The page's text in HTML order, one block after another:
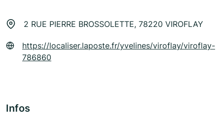
2 RUE PIERRE BROSSOLETTE, 78220 VIROFLAY
https://localiser.laposte.fr/yvelines/viroflay/viroflay-
786860
Infos